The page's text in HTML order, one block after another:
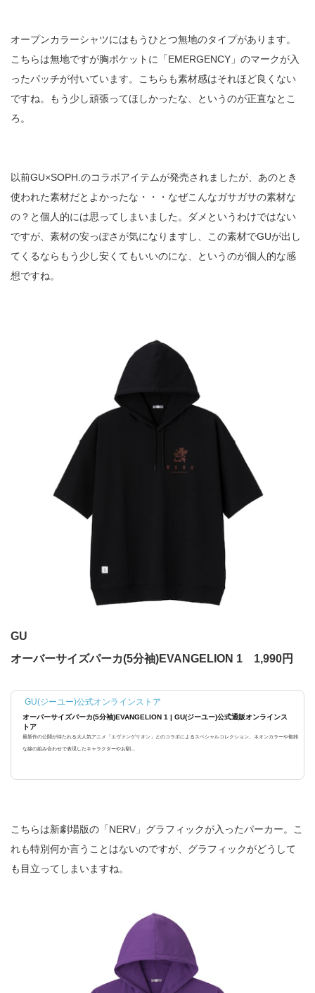
オープンカラーシャツにはもうひとつ無地のタイプがあります。
こちらは無地ですが胸ポケットに「EMERGENCY」のマークが入
ったパッチが付いています。こちらも素材感はそれほど良くない
ですね。もう少し頑張ってほしかったな、というのが正直なとこ
ろ。
以前GU×SOPH.のコラボアイテムが発売されましたが、あのとき
使われた素材だとよかったな・・・なぜこんなガサガサの素材な
の？と個人的には思ってしまいました。ダメというわけではない
ですが、素材の安っぽさが気になりますし、この素材でGUが出し
てくるならもう少し安くてもいいのにな、というのが個人的な感
想ですね。
GU
オーバーサイズパーカ(5分袖)EVANGELION 1 1,990円
GU(ジーユー)公式オンラインストア
オーバーサイズパーカ(5分袖)EVANGELION 1 | GU(ジーユー)公式通販オンラインス
トア
最新作の公開が待たれる大人気アニメ「エヴァンゲリオン」とのコラボによるスペシャルコレクション。ネオンカラーや複雑
な線の組み合わせで表現したキャラクターやお馴...
こちらは新劇場版の「NERV」グラフィックが入ったパーカー。こ
れも特別何か言うことはないのですが、グラフィックがどうして
も目立ってしまいますね。